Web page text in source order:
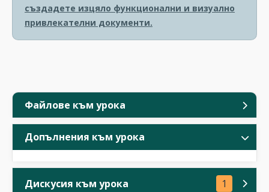
Файлове към урока
Допълнения към урока
Дискусия към урока 1
създадете изцяло функционални и визуално
привлекателни документи.